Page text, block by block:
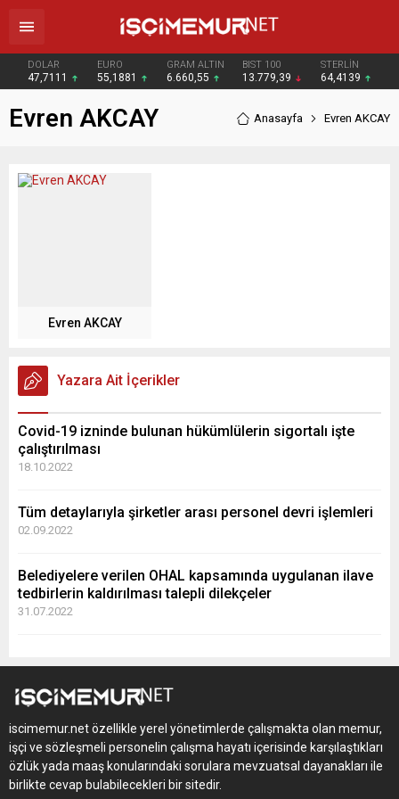
DOLAR
47,7111
EURO
55,1881
GRAM ALTIN
6.660,55
BIST 100
13.779,39
STERLİN
64,4139
Evren AKCAY Anasayfa Evren AKCAY
Evren AKCAY
Yazara Ait İçerikler
Covid-19 izninde bulunan hükümlülerin sigortalı işte
çalıştırılması
18.10.2022
Tüm detaylarıyla şirketler arası personel devri işlemleri
02.09.2022
Belediyelere verilen OHAL kapsamında uygulanan ilave
tedbirlerin kaldırılması talepli dilekçeler
31.07.2022
iscimemur.net özellikle yerel yönetimlerde çalışmakta olan memur,
işçi ve sözleşmeli personelin çalışma hayatı içerisinde karşılaştıkları
özlük yada maaş konularındaki sorulara mevzuatsal dayanakları ile
birlikte cevap bulabilecekleri bir sitedir.